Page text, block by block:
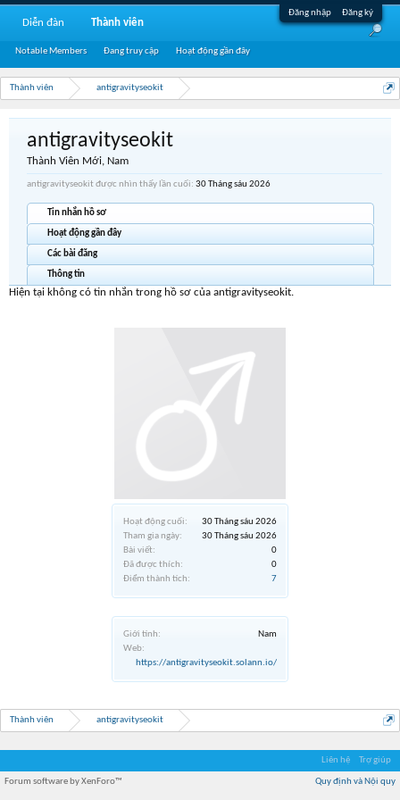
Đăng nhập Đăng ký
Thành viên antigravityseokit
Hoạt động cuối:
30 Tháng sáu 2026
Tham gia ngày:
30 Tháng sáu 2026
Bài viết:
0
Đã được thích:
0
Điểm thành tích:
7
Giới tính:
Nam
Web:
https://antigravityseokit.solann.io/
antigravityseokit
Thành Viên Mới, Nam
antigravityseokit được nhìn thấy lần cuối: 30 Tháng sáu 2026
Tin nhắn hồ sơ
Hoạt động gần đây
Các bài đăng
Thông tin
Hiện tại không có tin nhắn trong hồ sơ của antigravityseokit.
Thành viên antigravityseokit
Diễn đàn Thành viên
Notable Members Đang truy cập Hoạt động gần đây
Liên hệ Trợ giúp
Quy định và Nội quy
Forum software by XenForo™